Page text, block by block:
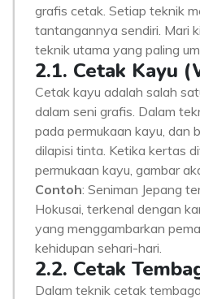
grafis cetak. Setiap teknik
tantangannya sendiri. Mari
teknik utama yang paling
2.1. Cetak Kayu
Cetak kayu adalah salah
dalam seni grafis. Dalam
pada permukaan kayu, dan
dilapisi tinta. Ketika kertas
permukaan kayu, gambar
Contoh: Seniman Jepang
Hokusai, terkenal dengan
yang menggambarkan
kehidupan sehari-hari.
2.2. Cetak
Dalam teknik cetak